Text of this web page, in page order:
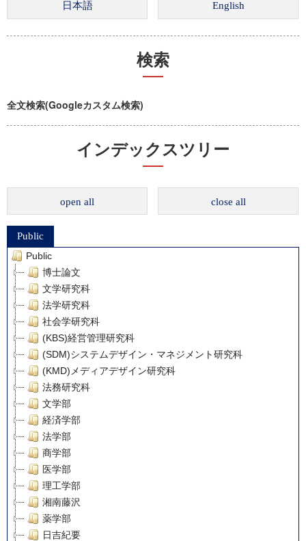
検索
全文検索(Googleカスタム検索)
インデックスツリー
open all close all
Public
Public
博士論文
文学研究科
法学研究科
社会学研究科
(KBS)経営管理研究科
(SDM)システムデザイン・マネジメント研究科
(KMD)メディアデザイン研究科
法務研究科
文学部
経済学部
法学部
商学部
医学部
理工学部
湘南藤沢
薬学部
日吉紀要